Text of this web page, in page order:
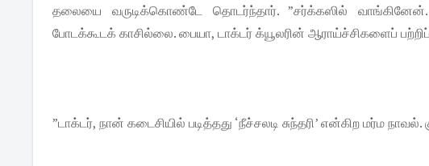
தலையை வருடிக்கொண்டே தொடர்ந்தார். ”சர்க்கஸில்
போடக்கூடக் காசில்லை. பையா, டாக்டர் க்யூலரின் ஆராய்ச்சிகளைப் பற்றிப்
”டாக்டர், நான் கடைசியில் படித்தது ‘நீச்சலடி சுந்தரி’ என்கிற மர்ம நாவல்.